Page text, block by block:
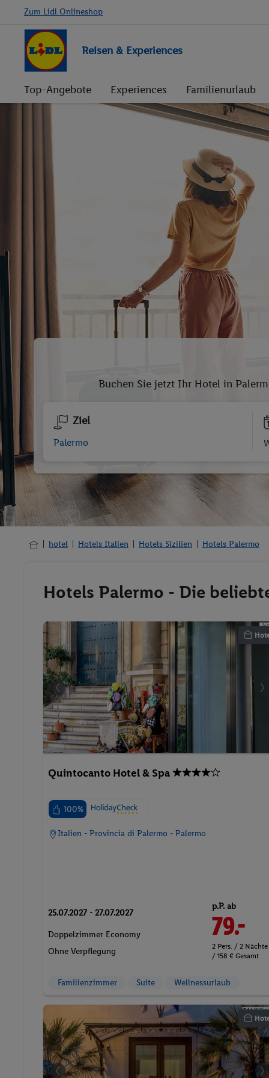
Zum Lidl Onlineshop
Reisen & Experiences
Top-Angebote Experiences Familienurlaub
Buchen Sie jetzt Ihr Hotel in
Ziel
hotel Hotels Italien Hotels Sizilien Hotels Palermo
Hotels Palermo - Die
Quintocanto Hotel & Spa
100%
Italien - Provincia di Palermo - Palermo
25.07.2027 - 27.07.2027
Doppelzimmer Economy
Ohne Verpflegung
p.P. ab
79.-
2 Pers. / 2 Nächte
/ 158 € Gesamt
Familienzimmer Suite Wellnessurlaub